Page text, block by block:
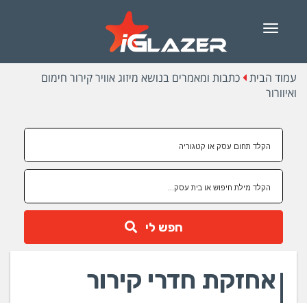
Menu
עמוד הבית
כתבות ומאמרים בנושא מיזוג אוויר קירור חימום
ואיוורור
חפש לי
אחזקת חדרי קירור